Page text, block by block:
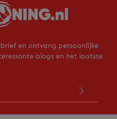
en ontvang persoonlijke
blogs en het laatste